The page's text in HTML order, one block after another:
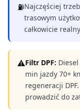
⛽Najczęściej
trasowym
całkowicie
⚠Filtr DPF:
min jazdy 70+
regeneracji
prowadzić do